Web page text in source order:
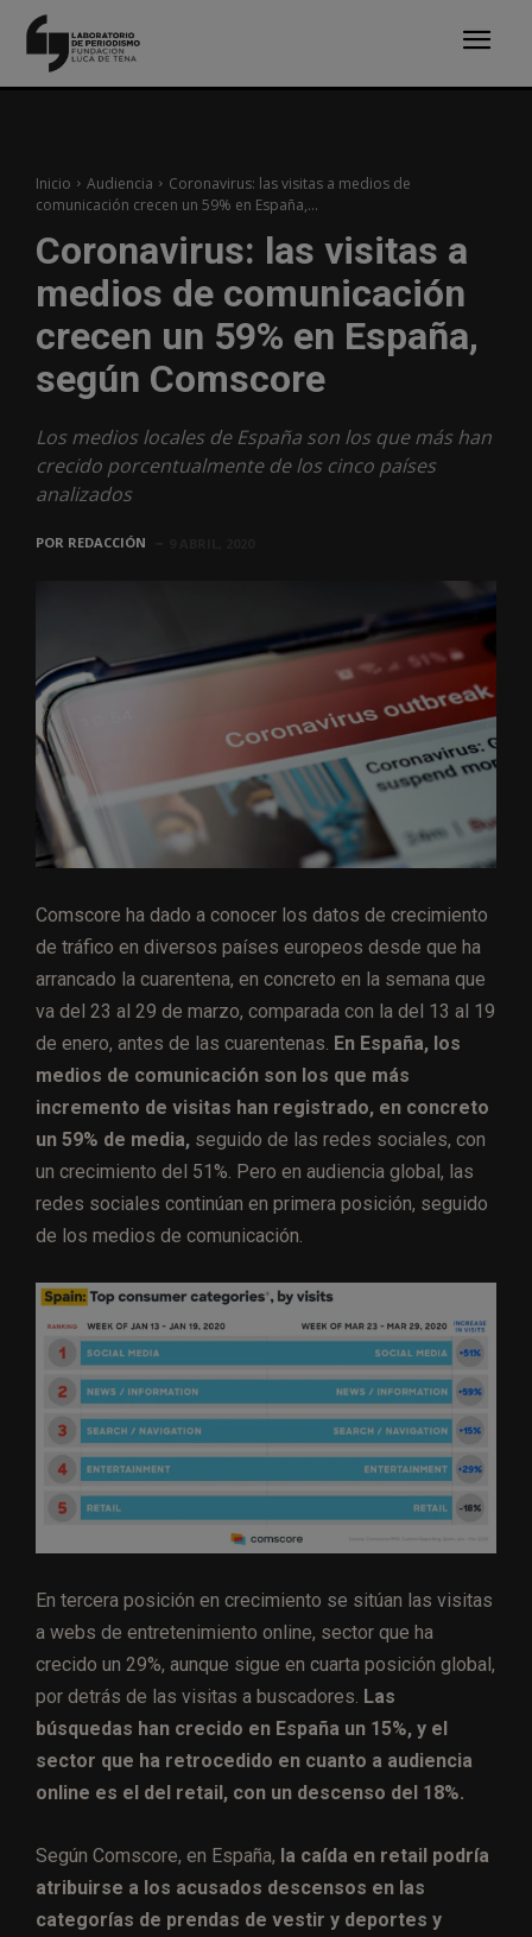
Inicio Audiencia
Coronavirus: las visitas a medios de
comunicación crecen un 59% en España,...
Coronavirus: las visitas a
medios de comunicación
crecen un 59% en España,
según Comscore
Los medios locales de España son los que más han
crecido porcentualmente de los cinco países
analizados
POR REDACCIÓN
Comscore ha dado a conocer los datos de crecimiento
de tráfico en diversos países europeos desde que ha
arrancado la cuarentena, en concreto en la semana que
va del 23 al 29 de marzo, comparada con la del 13 al 19
de enero, antes de las cuarentenas. En España, los
medios de comunicación son los que más
incremento de visitas han registrado, en concreto
un 59% de media, seguido de las redes sociales, con
un crecimiento del 51%. Pero en audiencia global, las
redes sociales continúan en primera posición, seguido
de los medios de comunicación.
En tercera posición en crecimiento se sitúan las visitas
a webs de entretenimiento online, sector que ha
crecido un 29%, aunque sigue en cuarta posición global,
por detrás de las visitas a buscadores. Las
búsquedas han crecido en España un 15%, y el
sector que ha retrocedido en cuanto a audiencia
online es el del retail, con un descenso del 18%.
Según Comscore, en España, la caída en retail podría
atribuirse a los acusados descensos en las
categorías de prendas de vestir y deportes y